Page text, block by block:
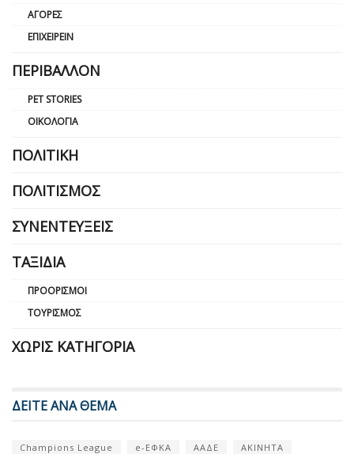
ΑΓΟΡΈΣ
ΕΠΙΧΕΙΡΕΊΝ
ΠΕΡΙΒΆΛΛΟΝ
PET STORIES
ΟΙΚΟΛΟΓΊΑ
ΠΟΛΙΤΙΚΉ
ΠΟΛΙΤΙΣΜΌΣ
ΣΥΝΕΝΤΕΎΞΕΙΣ
ΤΑΞΊΔΙΑ
ΠΡΟΟΡΙΣΜΟΊ
ΤΟΥΡΙΣΜΌΣ
ΧΩΡΊΣ ΚΑΤΗΓΟΡΊΑ
ΔΕΙΤΕ ΑΝΑ ΘΕΜΑ
Champions League e-ΕΦΚΑ ΑΑΔΕ
ΑΚΙΝΗΤΑ